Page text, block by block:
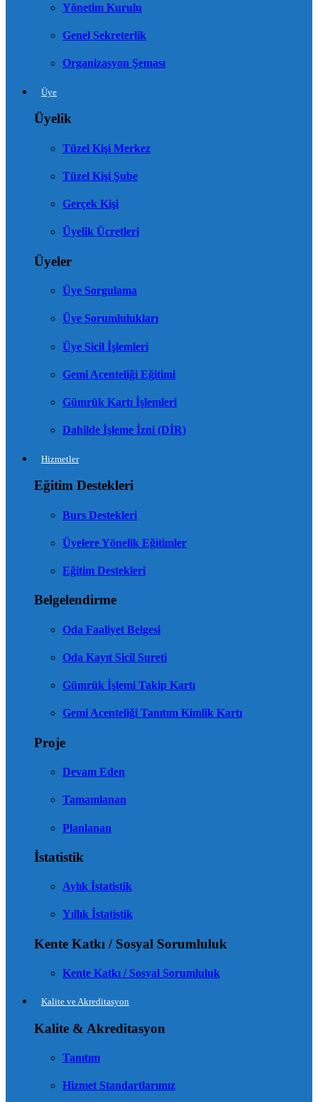
Yönetim Kurulu
Genel Sekreterlik
Organizasyon Şeması
Üye
Üyelik
Tüzel Kişi Merkez
Tüzel Kişi Şube
Gerçek Kişi
Üyelik Ücretleri
Üyeler
Üye Sorgulama
Üye Sorumlulukları
Üye Sicil İşlemleri
Gemi Acenteliği Eğitimi
Gümrük Kartı İşlemleri
Dahilde İşleme İzni (DİR)
Hizmetler
Eğitim Destekleri
Burs Destekleri
Üyelere Yönelik Eğitimler
Eğitim Destekleri
Belgelendirme
Oda Faaliyet Belgesi
Oda Kayıt Sicil Sureti
Gümrük İşlemi Takip Kartı
Gemi Acenteliği Tanıtım Kimlik Kartı
Proje
Devam Eden
Tamamlanan
Planlanan
İstatistik
Aylık İstatistik
Yıllık İstatistik
Kente Katkı / Sosyal Sorumluluk
Kente Katkı / Sosyal Sorumluluk
Kalite ve Akreditasyon
Kalite & Akreditasyon
Tanıtım
Hizmet Standartlarımız